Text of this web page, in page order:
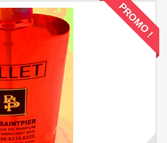
PROMO !